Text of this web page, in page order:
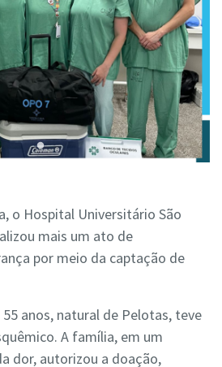
o Hospital Universitário São
mais um ato de
por meio da captação de
anos, natural de Pelotas, teve
A família, em um
dor, autorizou a doação,